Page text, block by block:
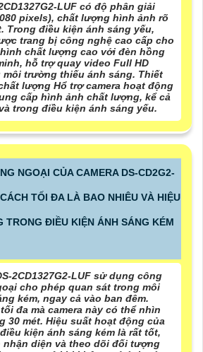
LUF có độ phân giải
pixels), chất lượng hình ảnh rõ
Trong điều kiện ánh sáng yếu,
trang bị công nghệ cao cấp cho
chất lượng cao với đèn hồng
hỗ trợ quay video Full HD
môi trường thiếu ánh sáng. Thiết
lượng Hổ trợ camera hoạt động
cấp hình ảnh chất lượng, kể cả
trong điều kiện ánh sáng yếu.
NGOẠI CỦA CAMERA DS-CD2G2-
TỐI ĐA LÀ BAO NHIÊU VÀ HIỆU
TRONG ĐIỀU KIỆN ÁNH SÁNG KÉM
2CD1327G2-LUF sử dụng công
cho phép quan sát trong môi
kém, ngay cả vào ban đêm.
đa mà camera này có thể nhìn
30 mét. Hiệu suất hoạt động của
kiện ánh sáng kém là rất tốt,
nhận diện và theo dõi đối tượng